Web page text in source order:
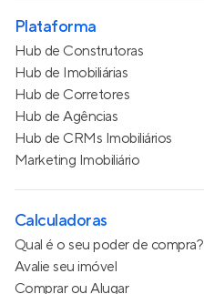
Plataforma
Hub de Construtoras
Hub de Imobiliárias
Hub de Corretores
Hub de Agências
Hub de CRMs Imobiliários
Marketing Imobiliário
Calculadoras
Qual é o seu poder de compra?
Avalie seu imóvel
Comprar ou Alugar